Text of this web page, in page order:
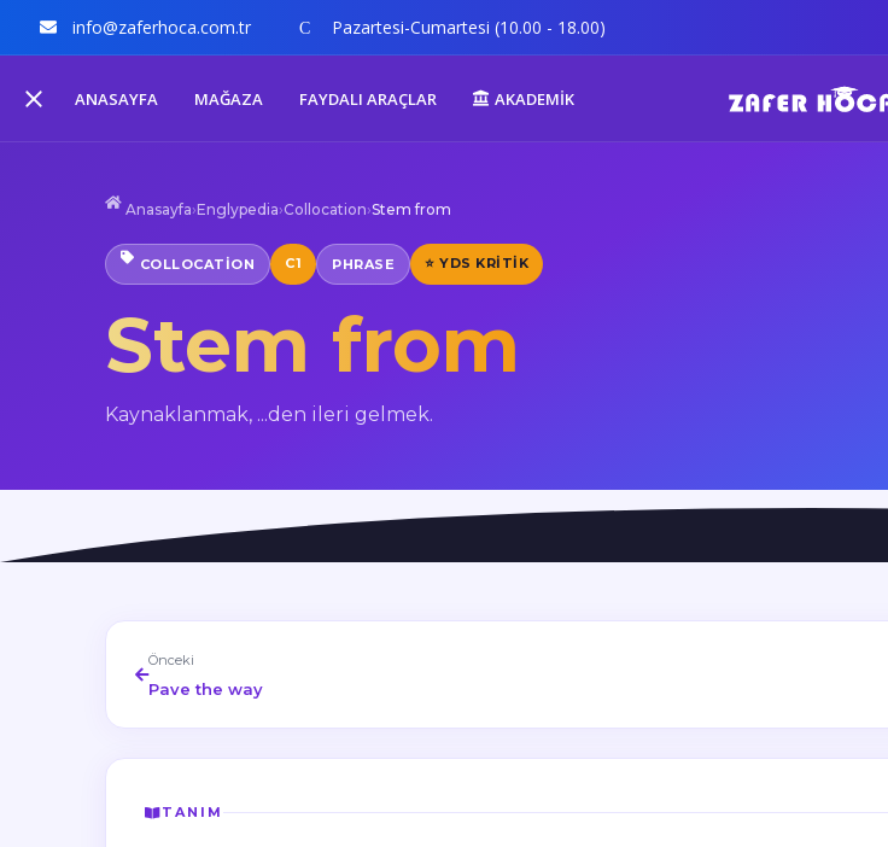
info@zaferhoca.com.tr Pazartesi-Cumartesi (10.00 - 18.00)
ANASAYFA MAĞAZA FAYDALI ARAÇLAR AKADEMİK
Anasayfa›Englypedia›Collocation›Stem from
COLLOCATION C1 PHRASE ⭐ YDS KRITIK
Stem from
Kaynaklanmak, ...den ileri gelmek.
Önceki
Pave the way
TANIM